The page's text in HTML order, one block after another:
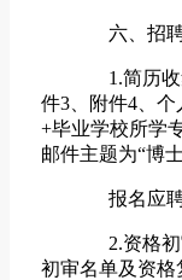
六、招聘
1.简历收集
件3、附件4、个
+毕业学校所学
邮件主题为“博士
报名应聘
2.资格初审
初审名单及资格